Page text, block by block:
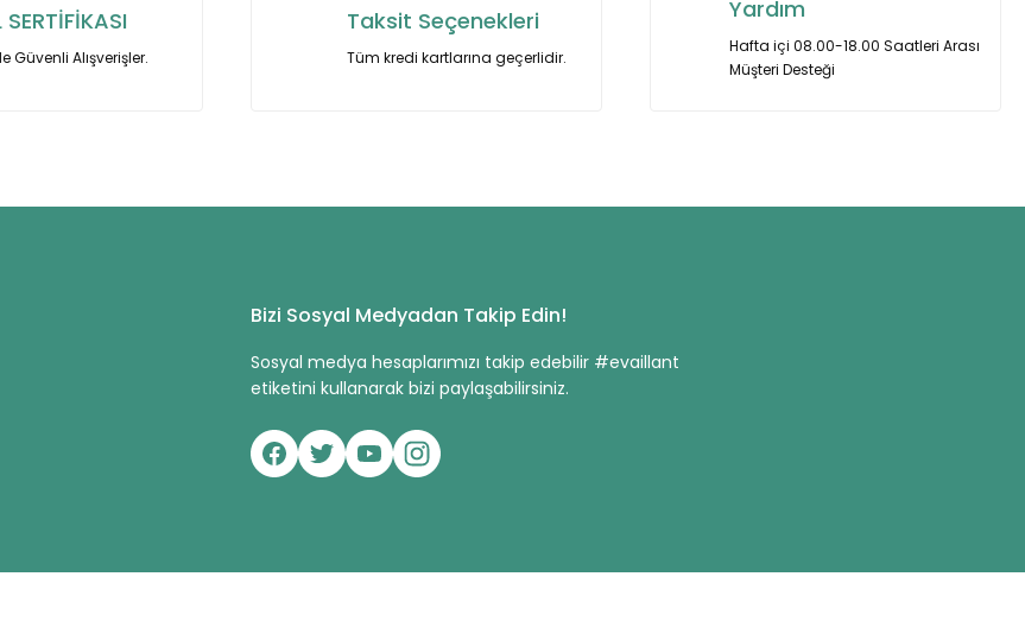
SERTİFİKASI
Güvenli Alışverişler.
Taksit Seçenekleri
Tüm kredi kartlarına geçerlidir.
Yardım
Hafta içi 08.00-18.00 Saatleri Arası
Müşteri Desteği
Bizi Sosyal Medyadan Takip Edin!
Sosyal medya hesaplarımızı takip edebilir #evaillant
etiketini kullanarak bizi paylaşabilirsiniz.